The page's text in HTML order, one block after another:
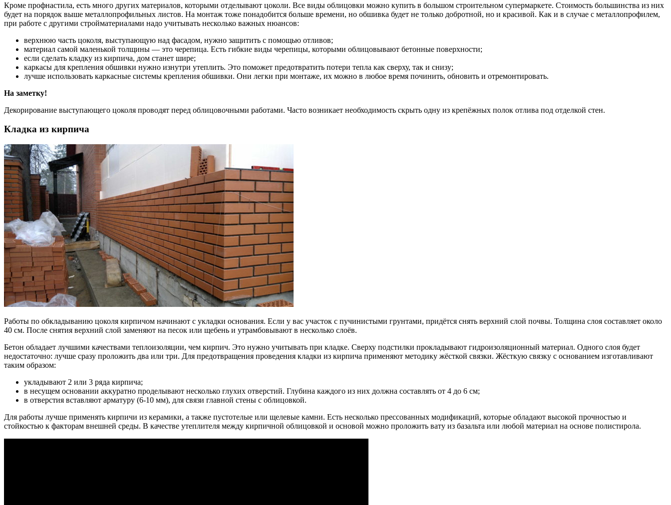
Кроме профнастила, есть много других материалов, которыми отделывают цоколи. Все виды облицовки можно купить в большом строительном супермаркете. Стоимость большинства из них
будет на порядок выше металлопрофильных листов. На монтаж тоже понадобится больше времени, но обшивка будет не только добротной, но и красивой. Как и в случае с металлопрофилем,
при работе с другими стройматериалами надо учитывать несколько важных нюансов:
верхнюю часть цоколя, выступающую над фасадом, нужно защитить с помощью отливов;
материал самой маленькой толщины — это черепица. Есть гибкие виды черепицы, которыми облицовывают бетонные поверхности;
если сделать кладку из кирпича, дом станет шире;
каркасы для крепления обшивки нужно изнутри утеплить. Это поможет предотвратить потери тепла как сверху, так и снизу;
лучше использовать каркасные системы крепления обшивки. Они легки при монтаже, их можно в любое время починить, обновить и отремонтировать.
На заметку!
Декорирование выступающего цоколя проводят перед облицовочными работами. Часто возникает необходимость скрыть одну из крепёжных полок отлива под отделкой стен.
Кладка из кирпича
Работы по обкладыванию цоколя кирпичом начинают с укладки основания. Если у вас участок с пучинистыми грунтами, придётся снять верхний слой почвы. Толщина слоя составляет около
40 см. После снятия верхний слой заменяют на песок или щебень и утрамбовывают в несколько слоёв.
Бетон обладает лучшими качествами теплоизоляции, чем кирпич. Это нужно учитывать при кладке. Сверху подстилки прокладывают гидроизоляционный материал. Одного слоя будет
недостаточно: лучше сразу проложить два или три. Для предотвращения проведения кладки из кирпича применяют методику жёсткой связки. Жёсткую связку с основанием изготавливают
таким образом:
укладывают 2 или 3 ряда кирпича;
в несущем основании аккуратно проделывают несколько глухих отверстий. Глубина каждого из них должна составлять от 4 до 6 см;
в отверстия вставляют арматуру (6-10 мм), для связи главной стены с облицовкой.
Для работы лучше применять кирпичи из керамики, а также пустотелые или щелевые камни. Есть несколько прессованных модификаций, которые обладают высокой прочностью и
стойкостью к факторам внешней среды. В качестве утеплителя между кирпичной облицовкой и основой можно проложить вату из базальта или любой материал на основе полистирола.